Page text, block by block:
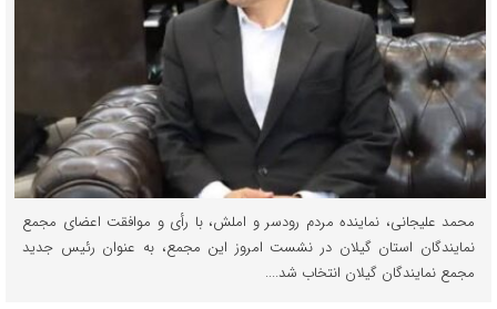
محمد علیجانی، نماینده مردم رودسر و املش، با رأی و موافقت اعضای مجمع
نمایندگان استان گیلان در نشست امروز این مجمع، به عنوان رئیس جدید
مجمع نمایندگان گیلان انتخاب شد....